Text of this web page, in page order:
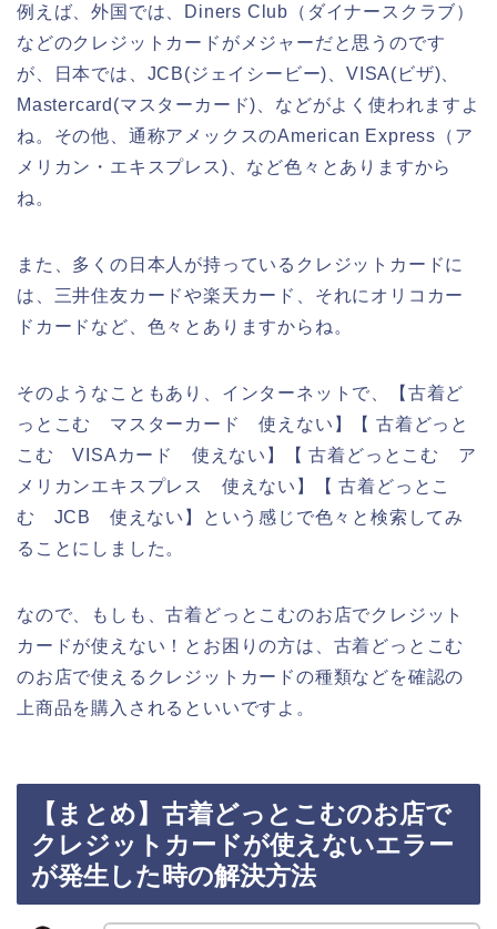
例えば、外国では、Diners Club（ダイナースクラブ）
などのクレジットカードがメジャーだと思うのです
が、日本では、JCB(ジェイシービー)、VISA(ビザ)、
Mastercard(マスターカード)、などがよく使われますよ
ね。その他、通称アメックスのAmerican Express（ア
メリカン・エキスプレス)、など色々とありますから
ね。
また、多くの日本人が持っているクレジットカードに
は、三井住友カードや楽天カード、それにオリコカー
ドカードなど、色々とありますからね。
そのようなこともあり、インターネットで、【古着ど
っとこむ マスターカード 使えない】【 古着どっと
こむ VISAカード 使えない】【 古着どっとこむ ア
メリカンエキスプレス 使えない】【 古着どっとこ
む JCB 使えない】という感じで色々と検索してみ
ることにしました。
なので、もしも、古着どっとこむのお店でクレジット
カードが使えない！とお困りの方は、古着どっとこむ
のお店で使えるクレジットカードの種類などを確認の
上商品を購入されるといいですよ。
【まとめ】古着どっとこむのお店で
クレジットカードが使えないエラー
が発生した時の解決方法